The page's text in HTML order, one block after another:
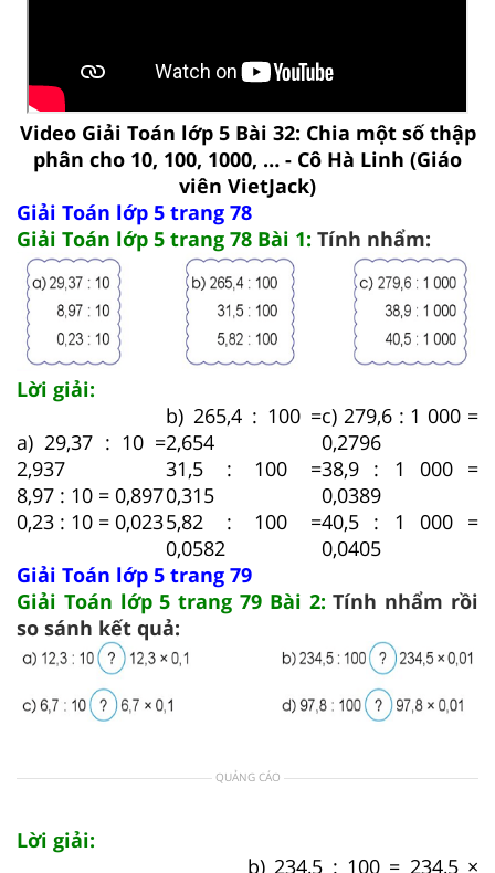
Video Giải Toán lớp 5 Bài 32: Chia một số thập
phân cho 10, 100, 1000, … - Cô Hà Linh (Giáo
viên VietJack)
Giải Toán lớp 5 trang 78
Giải Toán lớp 5 trang 78 Bài 1: Tính nhẩm:
Lời giải:
a) 29,37 : 10 =
2,937
8,97 : 10 = 0,897
0,23 : 10 = 0,023
b) 265,4 : 100 =
2,654
31,5 : 100 =
0,315
5,82 : 100 =
0,0582
c) 279,6 : 1 000 =
0,2796
38,9 : 1 000 =
0,0389
40,5 : 1 000 =
0,0405
Giải Toán lớp 5 trang 79
Giải Toán lớp 5 trang 79 Bài 2:Tính nhẩm rồi
so sánh kết quả:
QUẢNG CÁO
Lời giải:
b) 234,5 : 100 = 234,5 ×